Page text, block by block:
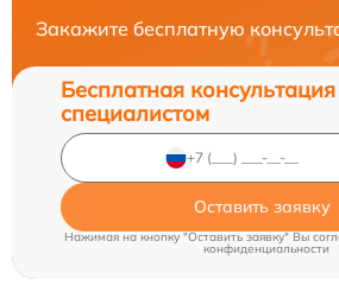
Закажите бесплатную
Бесплатная
специалистом
Оставить заявку
Нажимая на кнопку "Оставить заявку" Вы
конфиденциальности